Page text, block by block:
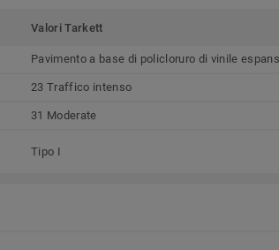
Valori Tarkett
Pavimento a base di policloruro di vinile
23 Traffico intenso
31 Moderate
Tipo I